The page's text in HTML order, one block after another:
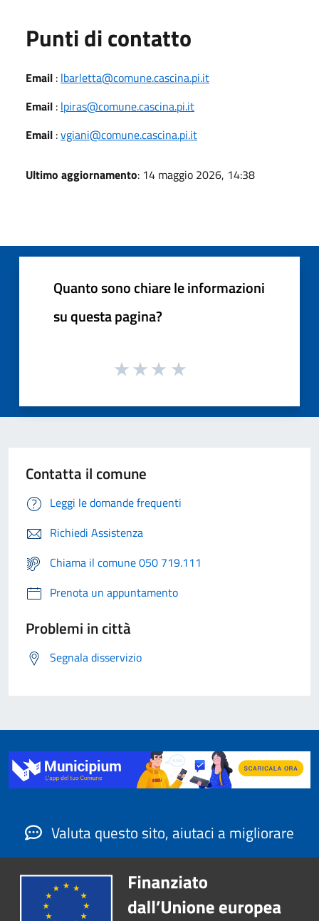
Punti di contatto
Email : lbarletta@comune.cascina.pi.it
Email : lpiras@comune.cascina.pi.it
Email :vgiani@comune.cascina.pi.it
Ultimo aggiornamento: 14 maggio 2026, 14:38
Quanto sono chiare le informazioni
su questa pagina?
Contatta il comune
Leggi le domande frequenti
Richiedi Assistenza
Chiama il comune 050 719.111
Prenota un appuntamento
Problemi in città
Segnala disservizio
Valuta questo sito, aiutaci a migliorare